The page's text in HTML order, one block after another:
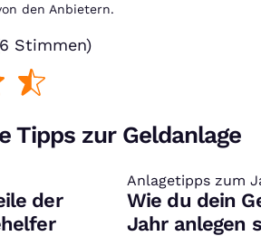
den Anbietern.
Stimmen)
Tipps zur Geldanlage
der
Anlagetipps zum
:
Wie du dein
Jahr anlegen